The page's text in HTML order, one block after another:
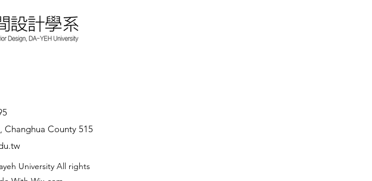
Changhua County 515
University All rights